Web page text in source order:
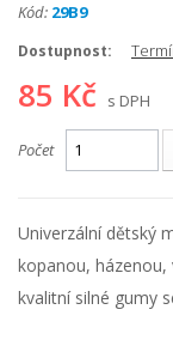
Kód: 29B9
Dostupnost:
85 Kč s DPH
Počet
Univerzální dětský
kopanou, házenou,
kvalitní silné gumy